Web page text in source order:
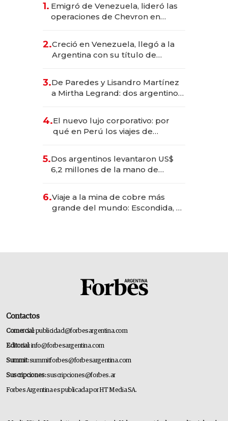
1. Emigró de Venezuela, lideró las
operaciones de Chevron en
2.Creció en Venezuela, llegó a la
Argentina con su título de
las marcas "fast premium"
3.De Paredes y Lisandro Martínez
a Mirtha Legrand: dos argentinos
4.El nuevo lujo corporativo: por
qué en Perú los viajes de
para convertirse en experiencias
transformadoras
5.Dos argentinos levantaron US$
6,2 millones de la mano de
6.Viaje a la mina de cobre más
grande del mundo: Escondida, el
Contactos
Comercial:publicidad@forbesargentina.com
Editorial:info@forbesargentina.com
Summit:summitforbes@forbesargentina.com
Suscripciones:suscripciones@forbes.ar
Forbes Argentina es publicada por HT Media SA.